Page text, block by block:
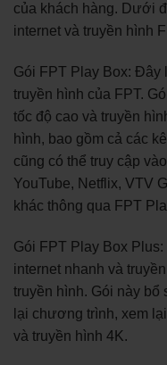
của khách hàng. Dưới
internet và truyền hình
Gói FPT Play Box: Đây
truyền hình của FPT.
tốc độ cao và truyền
hình, bao gồm cả các
cũng có thể truy cập
YouTube, Netflix, VTV
khác thông qua FPT
Gói FPT Play Box
internet nhanh và
truyền hình. Gói này bổ
lại chương trình, xem
và truyền hình 4K.